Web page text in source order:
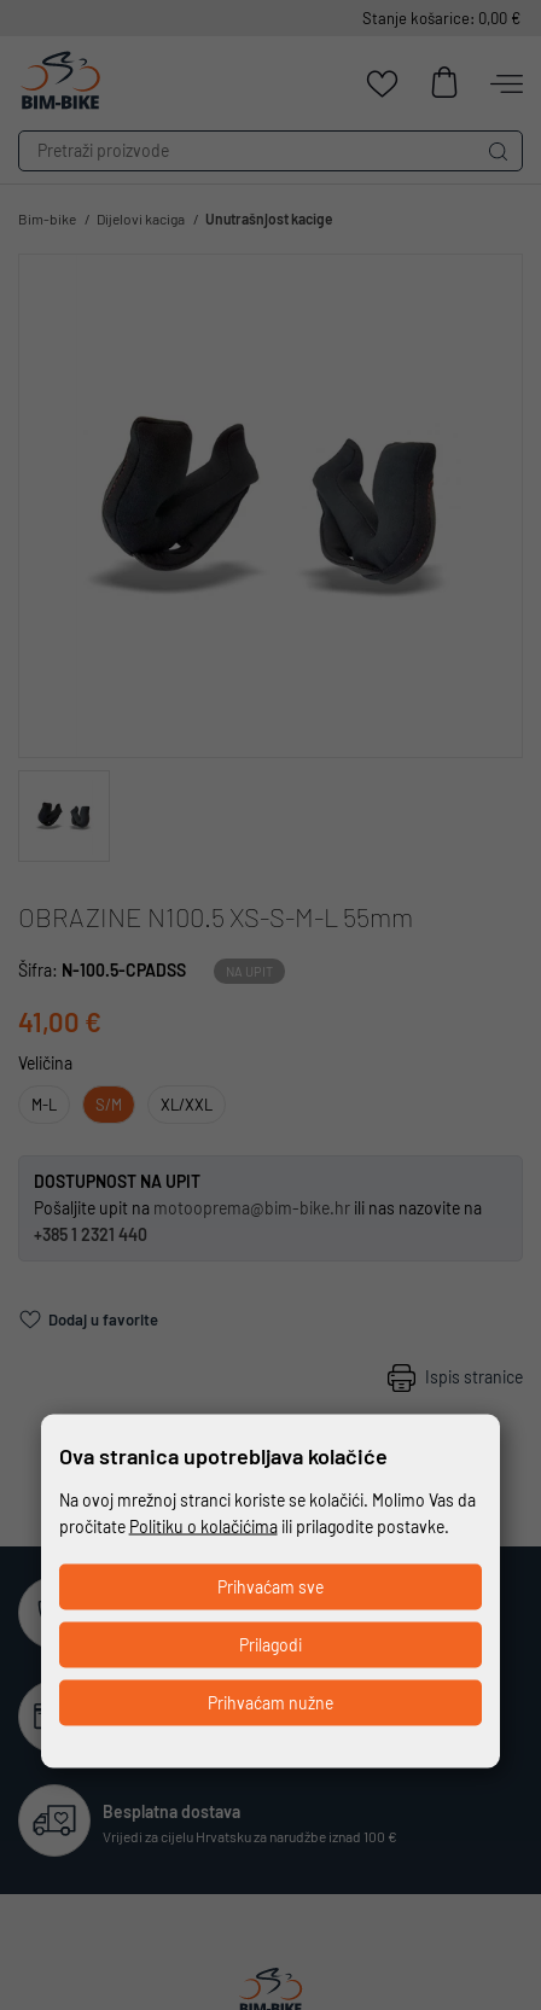
Stanje košarice: 0,00 €
Bim-bike Dijelovi kaciga Unutrašnjost kacige
OBRAZINE N100.5 XS-S-M-L 55mm
Šifra: N-100.5-CPADSS NA UPIT
41,00 €
Veličina
M-L S/M XL/XXL
DOSTUPNOST NA UPIT
Pošaljite upit na motooprema@bim-bike.hr ili nas nazovite na
+385 1 2321 440
Dodaj u favorite
Ispis stranice
Potpuno zaštićeno i sigurno plaćanje
Beskamatno plaćanje
Različiti način plaćanja na rate bez kamata
Besplatna dostava
Vrijedi za cijelu Hrvatsku za narudžbe iznad 100 €
Ova stranica upotrebljava kolačiće
Na ovoj mrežnoj stranci koriste se kolačići. Molimo Vas da
pročitate Politiku o kolačićimaili prilagodite postavke.
Prihvaćam nužne
Prilagodi
Prihvaćam sve